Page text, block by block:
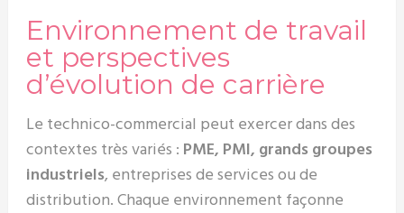
Environnement de travail
et perspectives
d’évolution de carrière
Le technico-commercial peut exercer dans des
contextes très variés : PME, PMI, grands groupes
industriels, entreprises de services ou de
distribution. Chaque environnement façonne